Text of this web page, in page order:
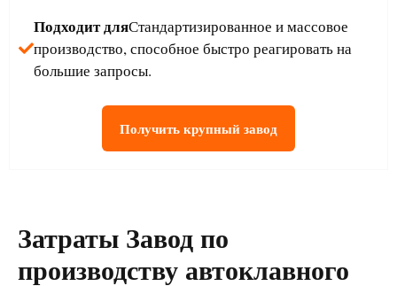
Подходит дляСтандартизированное и массовое
производство, способное быстро реагировать на
большие запросы.
Получить крупный завод
Затраты Завод по
производству автоклавного